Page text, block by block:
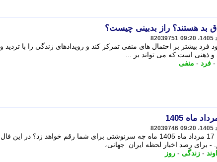
بد هستند؟ راز بدبینی چیست؟
82039751
بیشتر بر احتمال های منفی تمرکز کند و رویدادهای زندگی را با تردید و
و ذهنی است که می تواند بر ...
- فرد - منفی
82039746
آیا می خواهید بدانید که فال ابجد در زندگی شنبه 17 مرداد ماه 1405 ماه چه سرنوشتی برای شما رقم خواهد زد؟ در این فال
- برای رصد اخبار لحظه ایران جهانی،
- زندگی - روز